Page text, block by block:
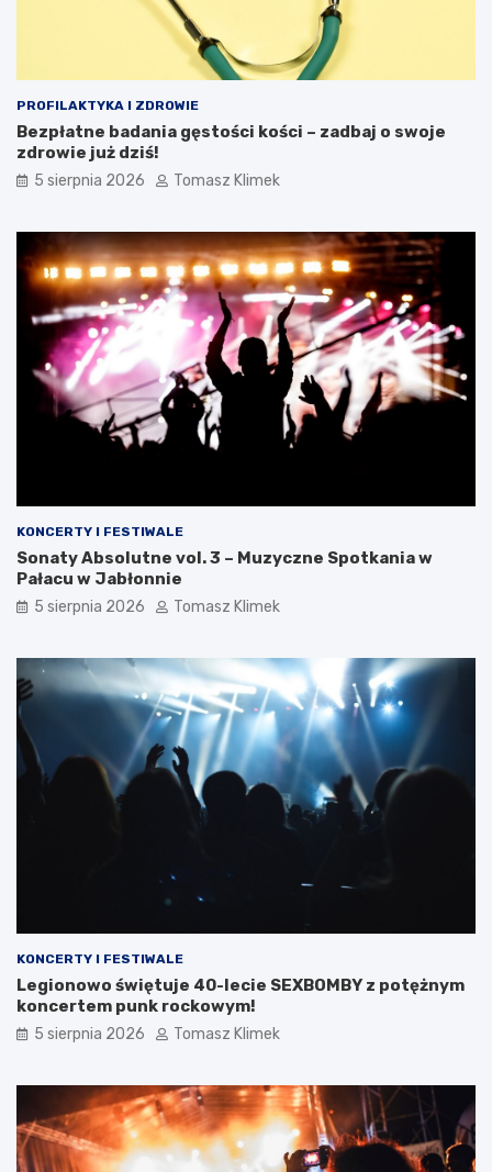
PROFILAKTYKA I ZDROWIE
Bezpłatne badania gęstości kości – zadbaj o swoje
zdrowie już dziś!
5 sierpnia 2026 Tomasz Klimek
KONCERTY I FESTIWALE
Sonaty Absolutne vol. 3 – Muzyczne Spotkania w
Pałacu w Jabłonnie
5 sierpnia 2026 Tomasz Klimek
KONCERTY I FESTIWALE
Legionowo świętuje 40-lecie SEXBOMBY z potężnym
koncertem punk rockowym!
5 sierpnia 2026 Tomasz Klimek